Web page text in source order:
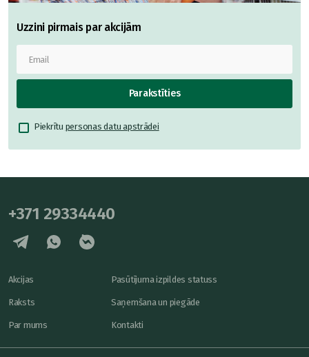
Uzzini pirmais par akcijām
Parakstīties
Piekrītu personas datu apstrādei
+371 29334440
Akcijas
Raksts
Par mums
Pasūtījuma izpildes statuss
Saņemšana un piegāde
Kontakti